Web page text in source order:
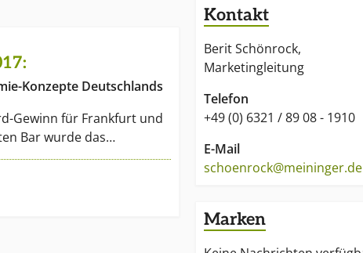
Betriebsführung) ergänzen
Angebot.
Konzepte Deutschlands
Gewinn für Frankfurt und
Bar wurde das…
Kontakt
Berit Schönrock,
Marketingleitung
Telefon
+49 (0) 6321 / 89 08 - 1910
E-Mail
schoenrock@meininger.de
Marken